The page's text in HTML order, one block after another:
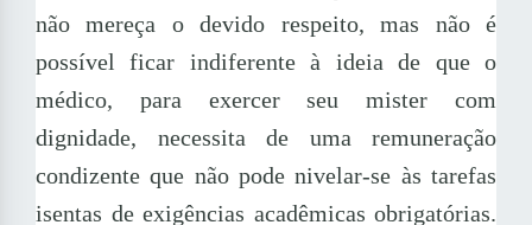
não mereça o devido respeito, mas não é
possível ficar indiferente à ideia de que o
médico, para exercer seu mister com
dignidade, necessita de uma remuneração
condizente que não pode nivelar-se às tarefas
isentas de exigências acadêmicas obrigatórias.